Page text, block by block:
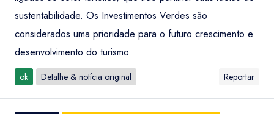
sustentabilidade. Os Investimentos Verdes são
considerados uma prioridade para o futuro crescimento e
desenvolvimento do turismo.
ok Detalhe & notícia original Reportar